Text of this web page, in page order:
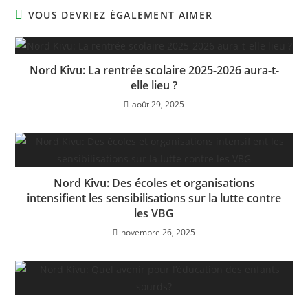
e
b
o
o
s
A
p
p
gr
a
m
e
dI
n
l g
er
VOUS DEVRIEZ ÉGALEMENT AIMER
Nord Kivu: La rentrée scolaire 2025-2026 aura-t-
elle lieu ?
août 29, 2025
Nord Kivu: Des écoles et organisations
intensifient les sensibilisations sur la lutte contre
les VBG
novembre 26, 2025